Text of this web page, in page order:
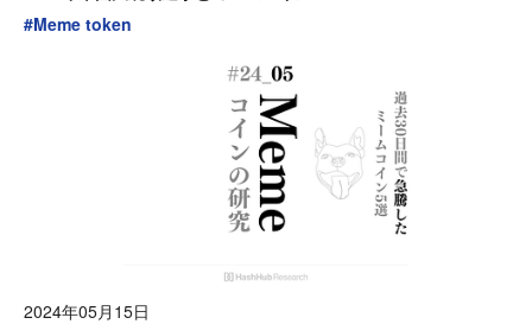
#Meme token
2024年05月15日